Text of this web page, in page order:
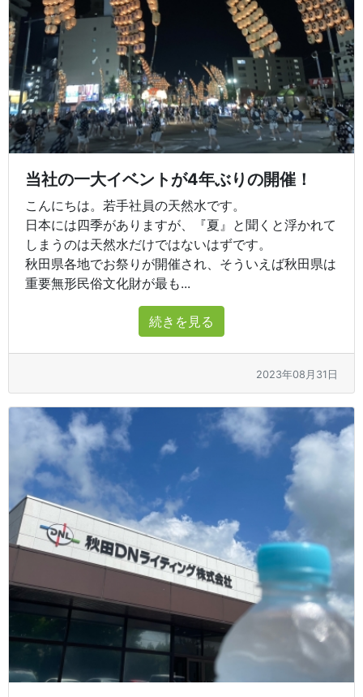
当社の一大イベントが4年ぶりの開催！
こんにちは。若手社員の天然水です。
日本には四季がありますが、『夏』と聞くと浮かれて
しまうのは天然水だけではないはずです。
秋田県各地でお祭りが開催され、そういえば秋田県は
重要無形民俗文化財が最も...
続きを見る
2023年08月31日